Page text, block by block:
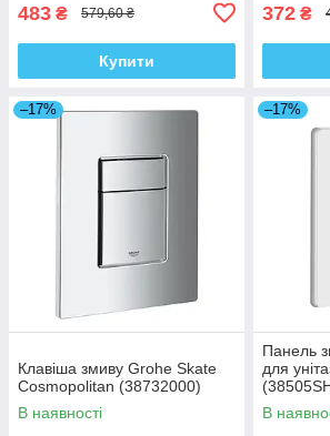
483 ₴ 579,60 ₴
Купити
372 ₴
–17%
Клавіша змиву Grohe Skate
Cosmopolitan (38732000)
В наявності
–17%
Панель
для
В